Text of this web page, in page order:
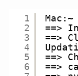
1
2
3
4
5
6
==>
==>
==>
==>